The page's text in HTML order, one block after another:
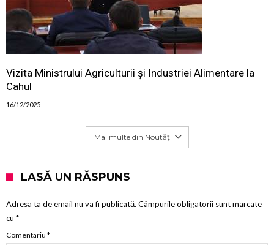
Vizita Ministrului Agriculturii și Industriei Alimentare la
Cahul
16/12/2025
Mai multe din Noutăți
LASĂ UN RĂSPUNS
Adresa ta de email nu va fi publicată. Câmpurile obligatorii sunt marcate
cu *
Comentariu *